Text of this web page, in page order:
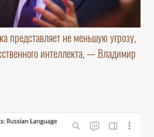
представляет не меньшую угрозу,
интеллекта, — Владимир